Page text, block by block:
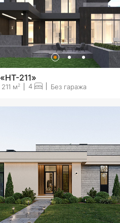
211»
211 м2 4 Без гаража